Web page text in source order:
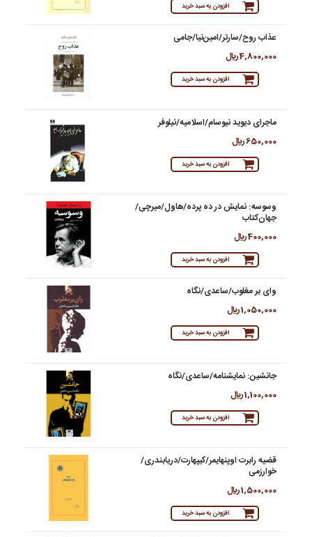
افزودن به سبد خرید
عذاب روح/سارتر/امین‌نیا/جامی
4,800,000 ريال
افزودن به سبد خرید
ماجرای دیوید نیوسام/اسلامیه/نیلوفر
650,000 ريال
افزودن به سبد خرید
وسوسه: نمایش در ده پرده/هاول/میرچی/
جهان‌کتاب
400,000 ريال
افزودن به سبد خرید
وای بر مغلوب/ساعدی/نگاه
1,050,000 ريال
افزودن به سبد خرید
جانشین: نمایشنامه/ساعدی/نگاه
1,100,000 ريال
افزودن به سبد خرید
قضیه رابرت اوپنهایمر/کیپهارت/دریابندری/
خوارزمی
1,500,000 ريال
افزودن به سبد خرید